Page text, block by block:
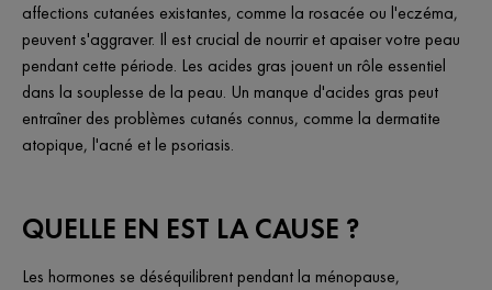
affections cutanées existantes, comme la rosacée ou l'eczéma,
peuvent s'aggraver. Il est crucial de nourrir et apaiser votre peau
pendant cette période. Les acides gras jouent un rôle essentiel
dans la souplesse de la peau. Un manque d'acides gras peut
entraîner des problèmes cutanés connus, comme la dermatite
atopique, l'acné et le psoriasis.
QUELLE EN EST LA CAUSE ?
Les hormones se déséquilibrent pendant la ménopause,